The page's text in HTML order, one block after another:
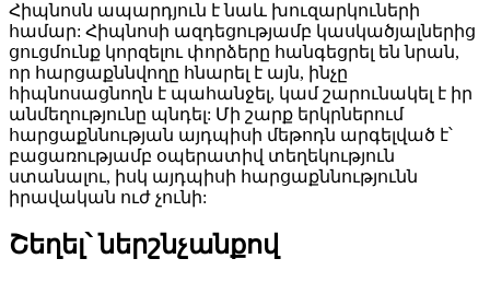
Հիպնոսն ապարդյուն է նաև խուզարկուների
համար: Հիպնոսի ազդեցությամբ կասկածյալներից
ցուցմունք կորզելու փորձերը հանգեցրել են նրան,
որ հարցաքննվողը հնարել է այն, ինչը
հիպնոսացնողն է պահանջել, կամ շարունակել է իր
անմեղությունը պնդել: Մի շարք երկրներում
հարցաքննության այդպիսի մեթոդն արգելված է՝
բացառությամբ օպերատիվ տեղեկություն
ստանալու, իսկ այդպիսի հարցաքննությունն
իրավական ուժ չունի:
Շեղել՝ ներշնչանքով